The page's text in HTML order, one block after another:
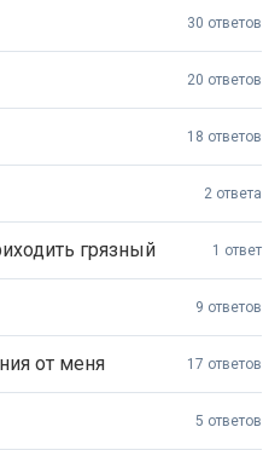
30 ответов
20 ответов
18 ответов
2 ответа
грязный 1 ответ
9 ответов
от меня 17 ответов
5 ответов